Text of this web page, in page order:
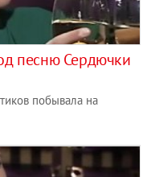
песню Сердючки
побывала на